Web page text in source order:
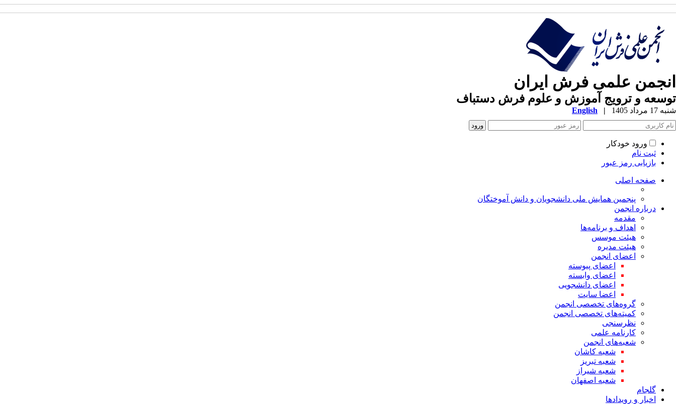
انجمن علمی فرش ایران
توسعه و ترویج آموزش و علوم فرش دستباف
شنبه 17 مرداد 1405 |
English
ورود خودکار
ثبت نام
بازیابی رمز عبور
صفحه اصلی
پنجمین همایش ملی دانشجویان و دانش آموختگان
درباره انجمن
مقدمه
اهداف و برنامه‌ها
هیئت موسس
هیئت مدیره
اعضای انجمن
اعضای پیوسته
اعضای وابسته
اعضای دانشجویی
اعضا سایت
گروه‌های تخصصی انجمن
کمیته‌های تخصصی انجمن
نظرسنجی
کارنامه علمی
شعبه‌های انجمن
شعبه کاشان
شعبه تبریز
شعبه شیراز
شعبه اصفهان
گلجام
اخبار و رویدادها